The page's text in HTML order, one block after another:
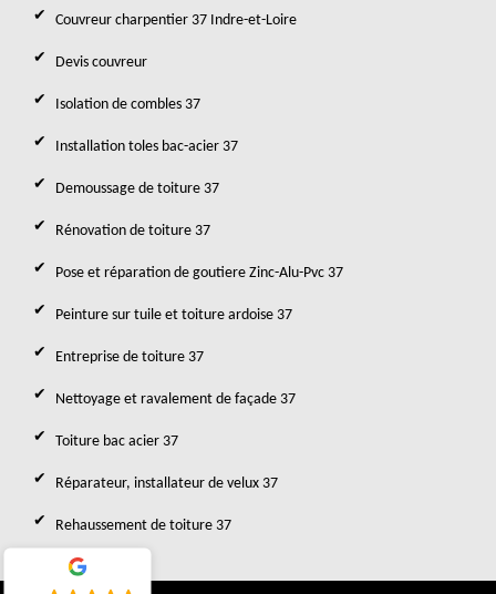
Couvreur charpentier 37 Indre-et-Loire
Devis couvreur
Isolation de combles 37
Installation toles bac-acier 37
Demoussage de toiture 37
Rénovation de toiture 37
Pose et réparation de goutiere Zinc-Alu-Pvc 37
Peinture sur tuile et toiture ardoise 37
Entreprise de toiture 37
Nettoyage et ravalement de façade 37
Toiture bac acier 37
Réparateur, installateur de velux 37
Rehaussement de toiture 37